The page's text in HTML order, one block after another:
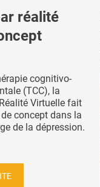
réalité
cognitivo-
(TCC), la
Virtuelle fait
concept dans la
de la dépression.